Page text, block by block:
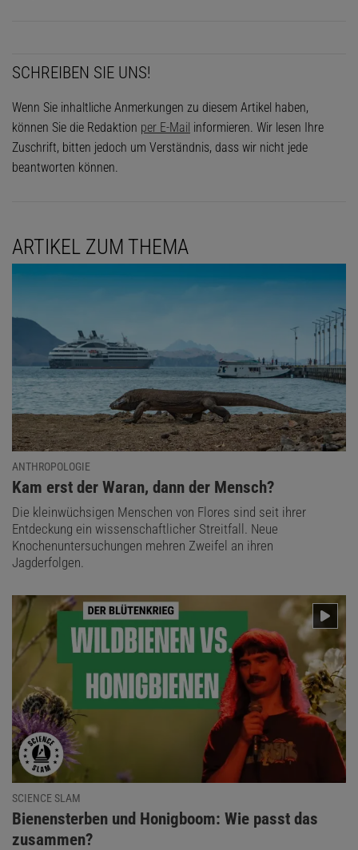
SCHREIBEN SIE UNS!
Wenn Sie inhaltliche Anmerkungen zu diesem Artikel haben,
können Sie die Redaktion per E-Mail informieren. Wir lesen Ihre
Zuschrift, bitten jedoch um Verständnis, dass wir nicht jede
beantworten können.
ARTIKEL ZUM THEMA
ANTHROPOLOGIE
:
Kam erst der Waran, dann der Mensch?
Die kleinwüchsigen Menschen von Flores sind seit ihrer
Entdeckung ein wissenschaftlicher Streitfall. Neue
Knochenuntersuchungen mehren Zweifel an ihren
Jagderfolgen.
SCIENCE SLAM
:
Bienensterben und Honigboom: Wie passt das
zusammen?